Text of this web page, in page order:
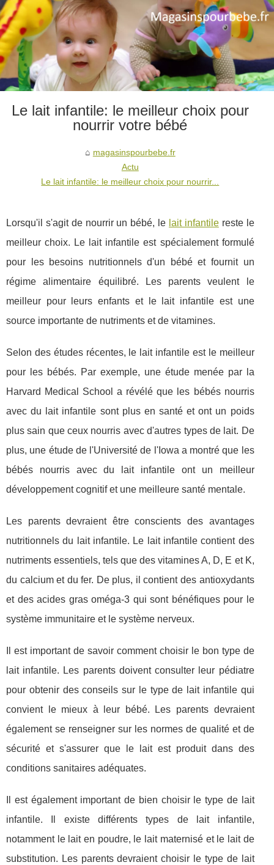
Le lait infantile: le meilleur choix pour
nourrir votre bébé
magasinspourbebe.fr
Actu
Le lait infantile: le meilleur choix pour nourrir...
Lorsqu'il s'agit de nourrir un bébé, le lait infantilereste le
meilleur choix. Le lait infantile est spécialement formulé
pour les besoins nutritionnels d'un bébé et fournit un
régime alimentaire équilibré. Les parents veulent le
meilleur pour leurs enfants et le lait infantile est une
source importante de nutriments et de vitamines.
Selon des études récentes, le lait infantile est le meilleur
pour les bébés. Par exemple, une étude menée par la
Harvard Medical School a révélé que les bébés nourris
avec du lait infantile sont plus en santé et ont un poids
plus sain que ceux nourris avec d'autres types de lait. De
plus, une étude de l'Université de l'Iowa a montré que les
bébés nourris avec du lait infantile ont un meilleur
développement cognitif et une meilleure santé mentale.
Les parents devraient être conscients des avantages
nutritionnels du lait infantile. Le lait infantile contient des
nutriments essentiels, tels que des vitamines A, D, E et K,
du calcium et du fer. De plus, il contient des antioxydants
et des acides gras oméga-3 qui sont bénéfiques pour le
système immunitaire et le système nerveux.
Il est important de savoir comment choisir le bon type de
lait infantile. Les parents doivent consulter leur pédiatre
pour obtenir des conseils sur le type de lait infantile qui
convient le mieux à leur bébé. Les parents devraient
également se renseigner sur les normes de qualité et de
sécurité et s'assurer que le lait est produit dans des
conditions sanitaires adéquates.
Il est également important de bien choisir le type de lait
infantile. Il existe différents types de lait infantile,
notamment le lait en poudre, le lait maternisé et le lait de
substitution. Les parents devraient choisir le type de lait